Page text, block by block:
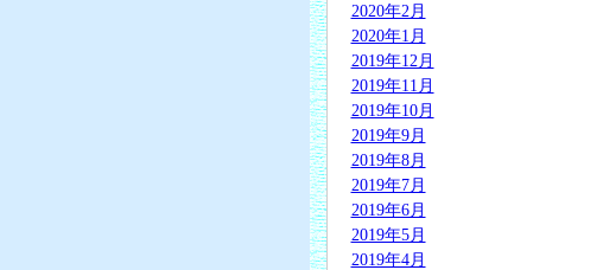
2020年2月
2020年1月
2019年12月
2019年11月
2019年10月
2019年9月
2019年8月
2019年7月
2019年6月
2019年5月
2019年4月